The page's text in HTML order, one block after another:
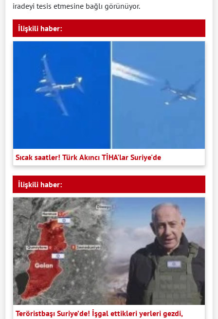
iradeyi tesis etmesine bağlı görünüyor.
İlişkili haber:
Sıcak saatler! Türk Akıncı TİHA'lar Suriye'de
İlişkili haber:
Teröristbaşı Suriye’de! İşgal ettikleri yerleri gezdi,